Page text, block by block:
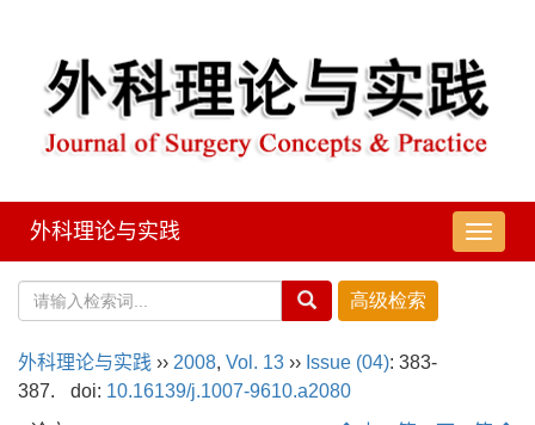
导
航
外科理论与实践
外科理论与实践 ›› 2008, Vol. 13 ›› Issue (04): 383-
387.
doi: 10.16139/j.1007-9610.a2080